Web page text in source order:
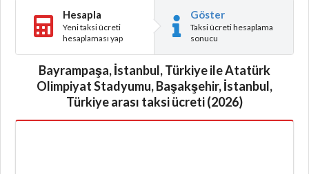
Hesapla
Yeni taksi ücreti
hesaplaması yap
Göster
Taksi ücreti hesaplama
sonucu
Bayrampaşa, İstanbul, Türkiye ile Atatürk
Olimpiyat Stadyumu, Başakşehir, İstanbul,
Türkiye arası taksi ücreti (2026)